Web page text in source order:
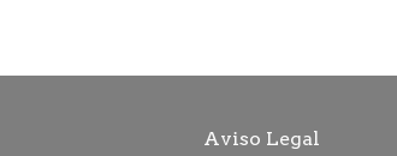
Aviso Legal